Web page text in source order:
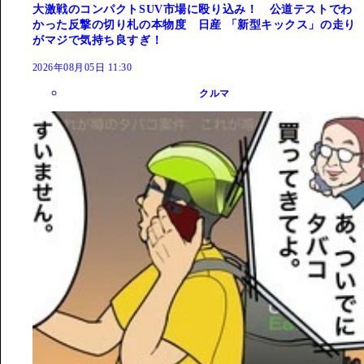
大激戦のコンパクトSUV市場に殴り込み！ 公道テストでわ
かった反撃の切り札の本物度 日産 「新型キックス」の走り
がマジで気持ち良すぎ！
2026年08月05日 11:30
クルマ